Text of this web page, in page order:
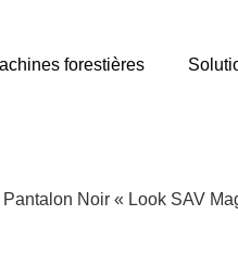
forestières
Pantalon Noir « Look SAV